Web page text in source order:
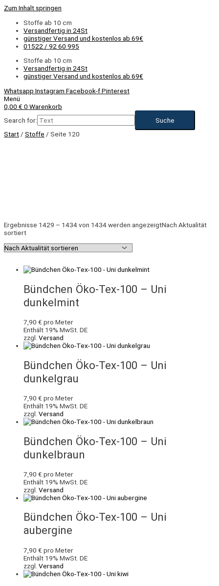
Zum Inhalt springen
Stoffe ab 10 cm
Versandfertig in 24St
günstiger Versand und kostenlos ab 69€
01522 / 92 60 995
Stoffe ab 10 cm
Versandfertig in 24St
günstiger Versand und kostenlos ab 69€
Whatsapp Instagram Facebook-fPinterest
Menü
0,00 € 0 Warenkorb
Search for:
Start / Stoffe / Seite 120
Ergebnisse 1429 – 1434 von 1434 werden angezeigtNach Aktualität
sortiert
Bündchen Öko-Tex-100 – Uni
dunkelmint
7,90 € pro Meter
Enthält 19% MwSt. DE
zzgl. Versand
Bündchen Öko-Tex-100 – Uni
dunkelgrau
7,90 € pro Meter
Enthält 19% MwSt. DE
zzgl. Versand
Bündchen Öko-Tex-100 – Uni
dunkelbraun
7,90 € pro Meter
Enthält 19% MwSt. DE
zzgl. Versand
Bündchen Öko-Tex-100 – Uni
aubergine
7,90 € pro Meter
Enthält 19% MwSt. DE
zzgl. Versand